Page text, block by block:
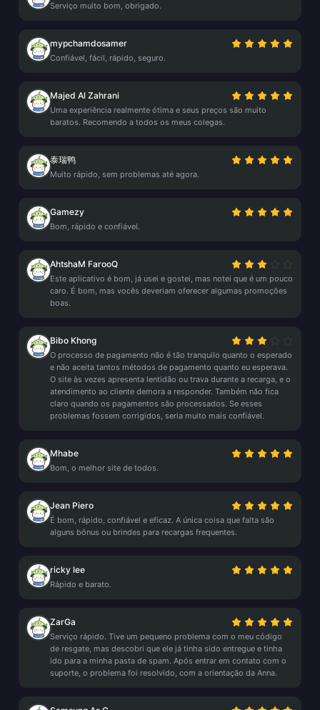
Serviço muito bom, obrigado.
mypchamdosamer
Confiável, fácil, rápido, seguro.
Majed Al Zahrani
Uma experiência realmente ótima e seus preços são muito
baratos. Recomendo a todos os meus colegas.
泰瑞鸭
Muito rápido, sem problemas até agora.
Gamezy
Bom, rápido e confiável.
AhtshaM FarooQ
Este aplicativo é bom, já usei e gostei, mas notei que é um pouco
caro. É bom, mas vocês deveriam oferecer algumas promoções
boas.
Bibo Khong
O processo de pagamento não é tão tranquilo quanto o esperado
e não aceita tantos métodos de pagamento quanto eu esperava.
O site às vezes apresenta lentidão ou trava durante a recarga, e o
atendimento ao cliente demora a responder. Também não fica
claro quando os pagamentos são processados. Se esses
problemas fossem corrigidos, seria muito mais confiável.
Mhabe
Bom, o melhor site de todos.
Jean Piero
É bom, rápido, confiável e eficaz. A única coisa que falta são
alguns bônus ou brindes para recargas frequentes.
ricky lee
Rápido e barato.
ZarGa
Serviço rápido. Tive um pequeno problema com o meu código
de resgate, mas descobri que ele já tinha sido entregue e tinha
ido para a minha pasta de spam. Após entrar em contato com o
suporte, o problema foi resolvido, com a orientação da Anna.